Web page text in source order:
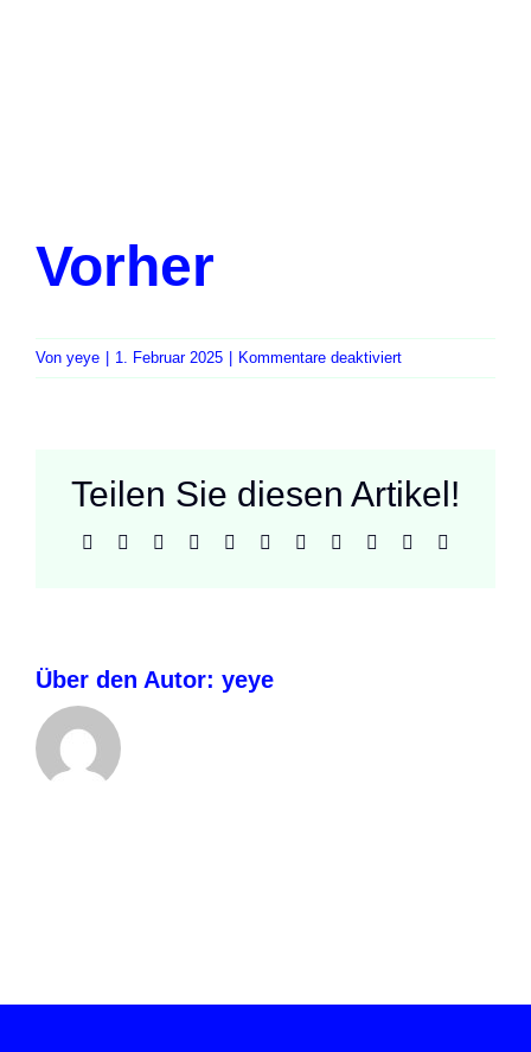
Vorher
Von yeye 1. Februar 2025 Kommentare deaktiviertfür
Vorher
Teilen Sie diesen Artikel!
Facebook Reddit LinkedInWhatsAppTelegram
TumblrPinterest Xing
Über den Autor: yeye